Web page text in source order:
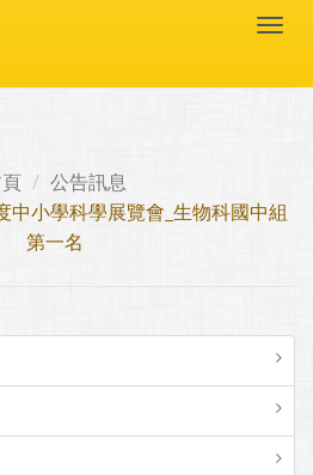
公告訊息
中小學科學展覽會_生物科國中組
第一名